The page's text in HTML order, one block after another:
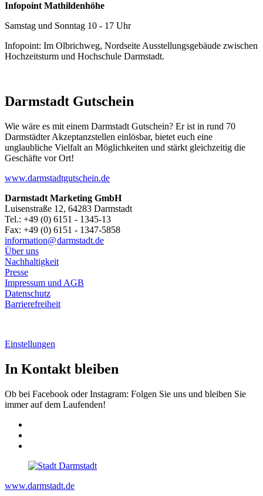
Infopoint Mathildenhöhe
Samstag und Sonntag 10 - 17 Uhr
Infopoint: Im Olbrichweg, Nordseite Ausstellungsgebäude zwischen
Hochzeitsturm und Hochschule Darmstadt.
Darmstadt Gutschein
Wie wäre es mit einem Darmstadt Gutschein? Er ist in rund 70
Darmstädter Akzeptanzstellen einlösbar, bietet euch eine
unglaubliche Vielfalt an Möglichkeiten und stärkt gleichzeitig die
Geschäfte vor Ort!
www.darmstadtgutschein.de
Darmstadt Marketing GmbH
Luisenstraße 12, 64283 Darmstadt
Tel.: +49 (0) 6151 - 1345-13
Fax: +49 (0) 6151 - 1347-5858
information@darmstadt.de
Über uns
Nachhaltigkeit
Presse
Impressum und AGB
Datenschutz
Barrierefreiheit
Einstellungen
In Kontakt bleiben
Ob bei Facebook oder Instagram: Folgen Sie uns und bleiben Sie
immer auf dem Laufenden!
www.darmstadt.de